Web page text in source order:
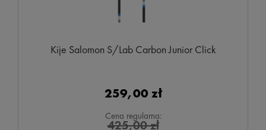
Kije Salomon S/Lab Carbon Junior Click
259,00 zł
Cena regularna:
425,00 zł